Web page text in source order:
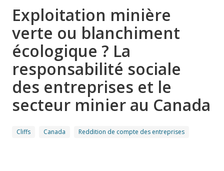
Exploitation minière
verte ou blanchiment
écologique ? La
responsabilité sociale
des entreprises et le
secteur minier au Canada
Cliffs Canada Reddition de compte des entreprises